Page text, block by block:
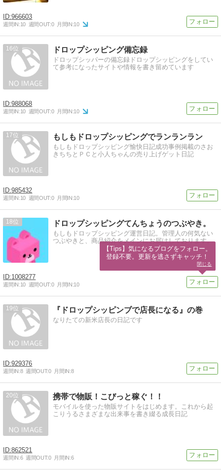
966603
週間IN:10 週間OUT:0 月間IN:10
16 ドロップシッピング備忘録
ドロップシッパーの備忘録ドロップシッピングをしてい
て参考になったサイトや情報を書き留めています
988068
週間IN:10 週間OUT:0 月間IN:10
17 もしもドロップシッピングでランランラン
もしもドロップシッピング愉快日記成功事例掲載のさお
きちちとＰＣと小人ちゃんの売り上げゲット日記
985432
週間IN:10 週間OUT:0 月間IN:10
18 ドロップシッピングてんちょうのつぶやき。
もしもドロップシッピング運営日記。管理人の何気ない
つぶやきと、商品紹介をメインにお届けしております。
1008277
週間IN:10 週間OUT:0 月間IN:10
19 『ドロップシッピンブで店長になる』の巻
なりたての新米店長の日記です
929376
週間IN:8 週間OUT:0 月間IN:8
20 携帯で物販！こびっと稼ぐ！！
モバイルを使った物販サイトをはじめます。これから起
こりうるさまざまな出来事を書き綴る成長日記
862521
週間IN:6 週間OUT:0 月間IN:6
【Tips】気になるブログをフォロー。
登録不要。更新を逃さずキャッチ！
閉じる